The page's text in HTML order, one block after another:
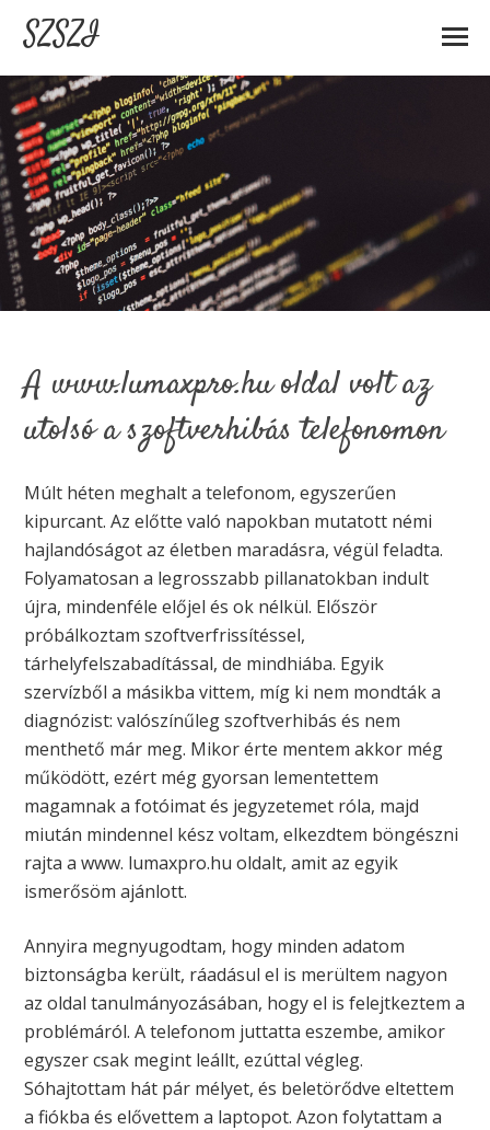
SZSZI
A www.lumaxpro.hu oldal volt az
utolsó a szoftverhibás telefonomon
Múlt héten meghalt a telefonom, egyszerűen
kipurcant. Az előtte való napokban mutatott némi
hajlandóságot az életben maradásra, végül feladta.
Folyamatosan a legrosszabb pillanatokban indult
újra, mindenféle előjel és ok nélkül. Először
próbálkoztam szoftverfrissítéssel,
tárhelyfelszabadítással, de mindhiába. Egyik
szervízből a másikba vittem, míg ki nem mondták a
diagnózist: valószínűleg szoftverhibás és nem
menthető már meg. Mikor érte mentem akkor még
működött, ezért még gyorsan lementettem
magamnak a fotóimat és jegyzetemet róla, majd
miután mindennel kész voltam, elkezdtem böngészni
rajta a www. lumaxpro.hu oldalt, amit az egyik
ismerősöm ajánlott.
Annyira megnyugodtam, hogy minden adatom
biztonságba került, ráadásul el is merültem nagyon
az oldal tanulmányozásában, hogy el is felejtkeztem a
problémáról. A telefonom juttatta eszembe, amikor
egyszer csak megint leállt, ezúttal végleg.
Sóhajtottam hát pár mélyet, és beletörődve eltettem
a fiókba és elővettem a laptopot. Azon folytattam a